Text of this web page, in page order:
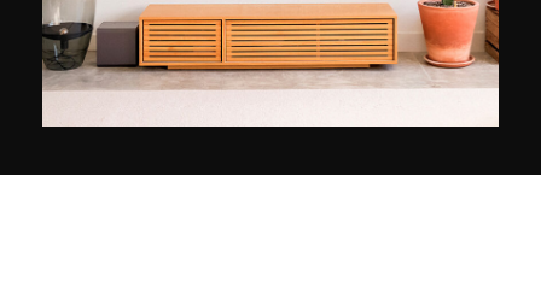
également par la médaille d’or du Trierenberg
Super Circuit, l’un des concours
photographiques les plus prestigieux qui soient.